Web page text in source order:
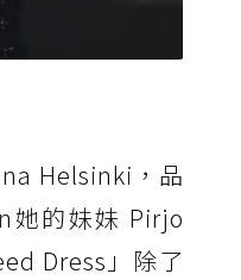
Helsinki，品
她的妹妹 Pirjo
Dress」除了